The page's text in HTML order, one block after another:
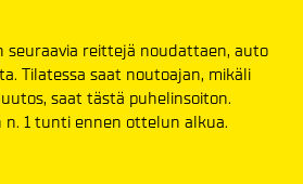
seuraavia reittejä noudattaen, auto
Tilatessa saat noutoajan, mikäli
saat tästä puhelinsoiton.
n. 1 tunti ennen ottelun alkua.